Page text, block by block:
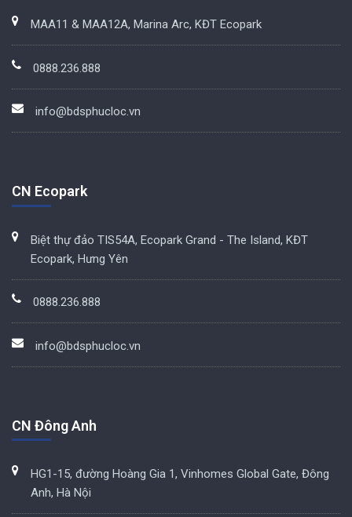
MAA11 & MAA12A, Marina Arc, KĐT Ecopark
0888.236.888
info@bdsphucloc.vn
CN Ecopark
Biệt thự đảo TIS54A, Ecopark Grand - The Island, KĐT
Ecopark, Hưng Yên
0888.236.888
info@bdsphucloc.vn
CN Đông Anh
HG1-15, đường Hoàng Gia 1, Vinhomes Global Gate, Đông
Anh, Hà Nội